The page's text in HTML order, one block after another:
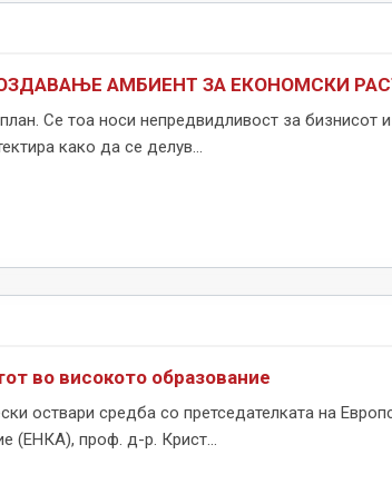
АМБИЕНТ ЗА ЕКОНОМСКИ
Се тоа носи непредвидливост за бизнисот и
како да се делув...
во високото образование
оствари средба со претседателката на
(ЕНКА), проф. д-р. Крист...